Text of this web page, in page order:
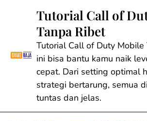
Tutorial Call of
Tanpa Ribet
Tutorial Call of Duty Mobile
ini bisa bantu kamu naik
cepat. Dari setting optimal
strategi bertarung, semua
tuntas dan jelas.